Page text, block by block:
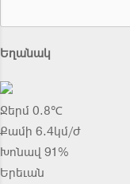
Եղանակ
Ջերմ 0.8℃
Քամի 6.4կմ/ժ
Խոնավ 91%
Երեւան